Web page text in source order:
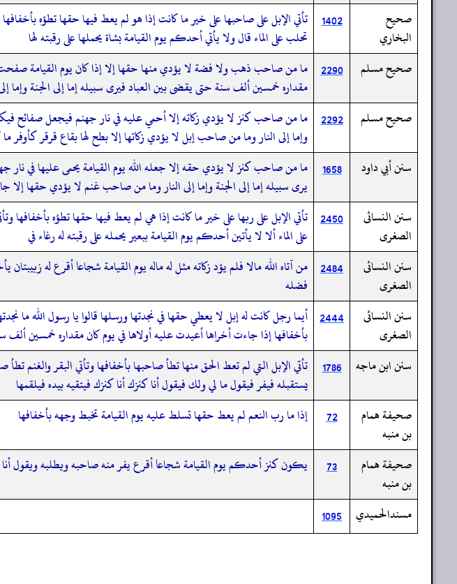
صحيح
البخاري
1402
تأتي الإبل على صاحبها على خير ما كانت إذا هو لم يعط فيها حقها تطؤه
تحلب على الماء قال ولا يأتي أحدكم يوم القيامة بشاة يحملها على رقبته لها
صحيح مسلم
2290 ما من صاحب ذهب ولا فضة لا يؤدي منها حقها إلا إذا كان يوم القيامة
مقداره خمسين ألف سنة حتى يقضى بين العباد فيرى سبيله إما إلى الجنة وإما
صحيح مسلم
2292 ما من صاحب كنز لا يؤدي زكاته إلا أحمي عليه في نار جهنم فيجعل صفائح
وإما إلى النار وما من صاحب إبل لا يؤدي زكاتها إلا بطح لها بقاع قرقر كأوفر
سنن أبي داود
1658
ما من صاحب كنز لا يؤدي حقه إلا جعله الله يوم القيامة يحمى عليها في نار
يرى سبيله إما إلى الجنة وإما إلى النار وما من صاحب غنم لا يؤدي حقها إلا
سنن النسائى
الصغرى
2450 تأتي الإبل على ربها على خير ما كانت إذا هي لم يعط فيها حقها تطؤه بأخفافها
على الماء ألا لا يأتين أحدكم يوم القيامة ببعير يحمله على رقبته له رغاء في
سنن النسائى
الصغرى
2484 من آتاه الله مالا فلم يؤد زكاته مثل له ماله يوم القيامة شجاعا أقرع له
فضله
سنن النسائى
الصغرى
2444 أيما رجل كانت له إبل لا يعطي حقها في نجدتها ورسلها قالوا يا رسول الله ما
بأخفافها إذا جاءت أخراها أعيدت عليه أولاها في يوم كان مقداره خمسين ألف
سنن ابن ماجه
1786
تأتي الإبل التي لم تعط الحق منها تطأ صاحبها بأخفافها وتأتي البقر والغنم
يستقبله فيفر فيقول ما لي ولك فيقول أنا كنزك أنا كنزك فيتقيه بيده فيلقمها
صحيفة همام
بن منبه
72 إذا ما رب النعم لم يعط حقها تسلط عليه يوم القيامة تخبط وجهه بأخفافها
صحيفة همام
بن منبه
73 يكون كنز أحدكم يوم القيامة شجاعا أقرع يفر منه صاحبه ويطلبه ويقول أنا
مسندالحميدي 1095